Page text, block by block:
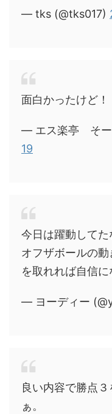
— tks (@tks017)
面白かったけど！
— エス楽亭 そー
19
今日は躍動してた
オフザボールの
を取れれば自信
— ヨーディー
良い内容で勝点
ぁ。